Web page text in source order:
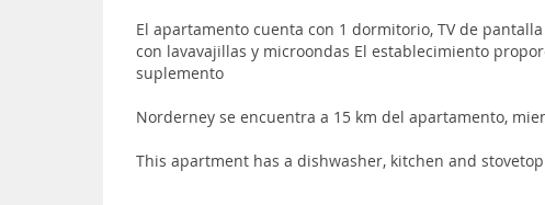
El apartamento cuenta con 1 dormitorio, TV de
con lavavajillas y microondas El establecimiento
suplemento
Norderney se encuentra a 15 km del apartamento,
This apartment has a dishwasher, kitchen and stovetop